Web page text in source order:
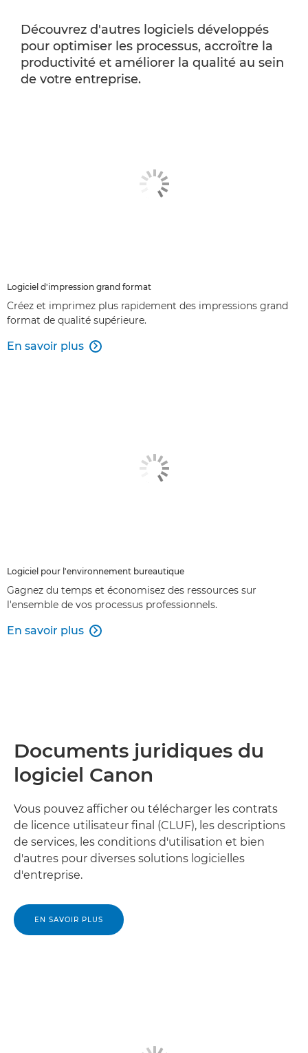
Découvrez d'autres logiciels développés
pour optimiser les processus, accroître la
productivité et améliorer la qualité au sein
de votre entreprise.
Logiciel d'impression grand format
Créez et imprimez plus rapidement des impressions grand
format de qualité supérieure.
En savoir plus 
Logiciel pour l'environnement bureautique
Gagnez du temps et économisez des ressources sur
l'ensemble de vos processus professionnels.
En savoir plus 
Documents juridiques du
logiciel Canon
Vous pouvez afficher ou télécharger les contrats
de licence utilisateur final (CLUF), les descriptions
de services, les conditions d'utilisation et bien
d'autres pour diverses solutions logicielles
d'entreprise.
EN SAVOIR PLUS